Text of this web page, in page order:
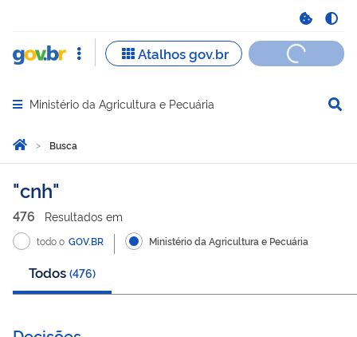
Abrir menu principal de navegação
Ministério da Agricultura e Pecuária
Você está aqui:
Página Inicial
Busca
Busca
cnh
476 Resultados em
todo o GOV.BR Ministério da Agricultura e Pecuária
Todos (476)